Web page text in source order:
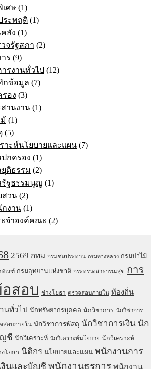
เศษ (1)
ระพฤติ (1)
คลัง (1)
จรัฐสภา (2)
ร (9)
รงานทั่วไป (12)
กข้อมูล (7)
รอง (3)
สานงาน (1)
ม้ (1)
(5)
าะห์นโยบายและแผน (7)
ปกครอง (1)
ยุติธรรม (2)
รัฐธรรมนูญ (1)
สวน (2)
กงาน (1)
ะจำองค์คณะ (2)
2569 กทม กรมชลประทาน กรมทางหลวง กรมป่าไม้
ทัณฑ์ กรมอุทยานแห่งชาติ กระทรวงสาธารณสุข การ
สอบ ช่างโยธา ตรวจสอบภายใน ท้องถิ่น
นทั่วไป นักทรัพยากรบุคคล นักวิชาการ นักวิชาการ
สอบภายใน นักวิชาการพัสดุ นักวิชาการเงิน นัก
ญชี นักวิเคราะห์ นักวิเคราะห์นโยบาย นักวิเคราะห์
โยธา นิติกร นโยบายและแผน พนักงานการ
งินและบัญชี พนักงานธุรการ พนักงาน